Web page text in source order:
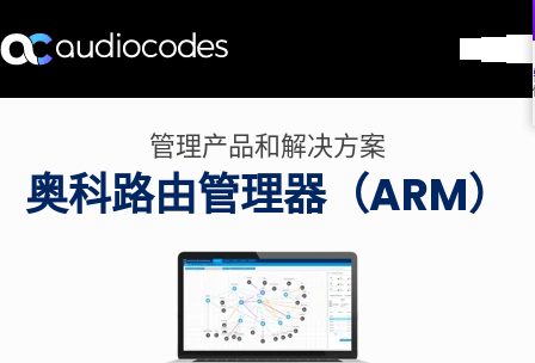
合作伙伴
服务与支持
管理产品和解决方案
奥科路由管理器（ARM）